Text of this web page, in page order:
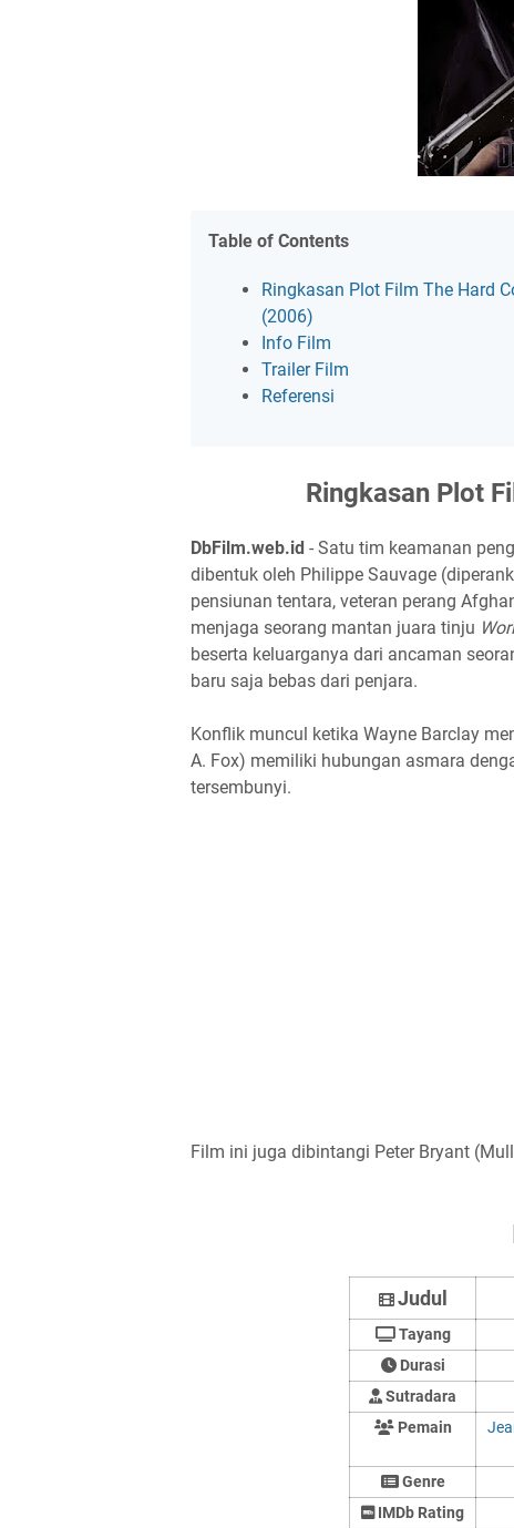
Table of Contents
Ringkasan Plot Film The Hard
(2006)
Info Film
Trailer Film
Referensi
Ringkasan Plot
DbFilm.web.id - Satu tim keamanan
dibentuk oleh Philippe Sauvage
pensiunan tentara, veteran perang
menjaga seorang mantan juara tinju
beserta keluarganya dari ancaman
baru saja bebas dari penjara.
Konflik muncul ketika Wayne Barclay
A. Fox) memiliki hubungan asmara
tersembunyi.
Film ini juga dibintangi Peter Bryant
Judul
Tayang
Durasi
Sutradara
Pemain
Genre
IMDb Rating